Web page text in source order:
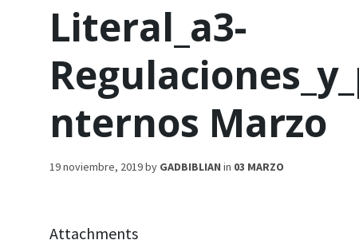
Literal_a3-
nternos Marzo
19 noviembre, 2019by GADBIBLIAN in 03 MARZO
Attachments